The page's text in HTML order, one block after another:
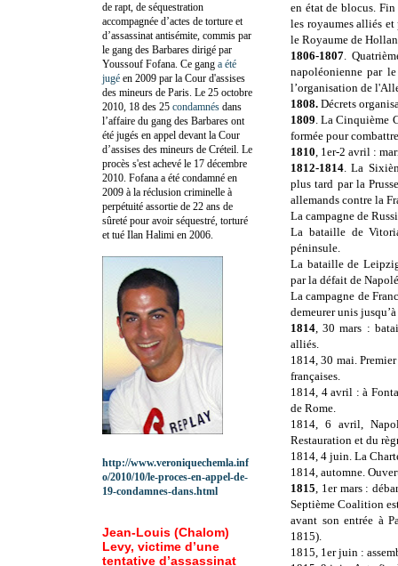
en état de blocus.
les royaumes alliés
le Royaume de
1806-1807.
napoléonienne par
l’organisation de
1808. Décrets
1809. La Cinquième
formée pour
1810, 1er-2 avril :
1812-1814. La
plus tard par la
allemands contre la
La campagne de
La bataille de
péninsule.
La bataille de
par la défait de
La campagne de
demeurer unis
1814, 30 mars :
alliés.
1814, 30 mai.
françaises.
1814, 4 avril : à
de Rome.
1814, 6 avril,
Restauration et du
1814, 4 juin. La
1814, automne.
1815, 1er mars :
Septième Coalition
avant son entrée à
1815).
1815, 1er juin :
de rapt, de séquestration
accompagnée d’actes de torture et
d’assassinat antisémite, commis par
le gang des Barbares dirigé par
Youssouf Fofana. Ce gang a été
jugé en 2009 par la Cour d'assises
des mineurs de Paris. Le 25 octobre
2010, 18 des 25 condamnés dans
l’affaire du gang des Barbares ont
été jugés en appel devant la Cour
d’assises des mineurs de Créteil. Le
procès s'est achevé le 17 décembre
2010. Fofana a été condamné en
2009 à la réclusion criminelle à
perpétuité assortie de 22 ans de
sûreté pour avoir séquestré, torturé
et tué Ilan Halimi en 2006.
http://www.veroniquechemla.inf
o/2010/10/le-proces-en-appel-de-
19-condamnes-dans.html
Jean-Louis (Chalom)
Levy, victime d’une
tentative d’assassinat